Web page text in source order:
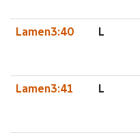
Lamen3:40 L
Lamen3:41 L